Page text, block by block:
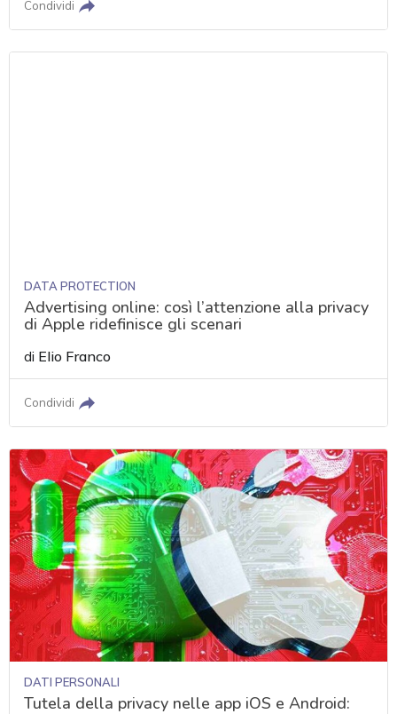
Condividi
DATA PROTECTION
Advertising online: così l’attenzione alla privacy
di Apple ridefinisce gli scenari
di Elio Franco
Condividi
DATI PERSONALI
Tutela della privacy nelle app iOS e Android: